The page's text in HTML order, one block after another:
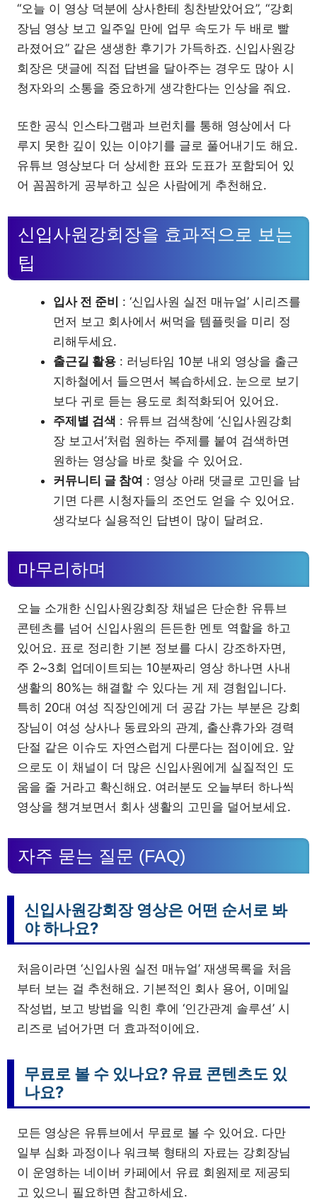
“오늘 이 영상 덕분에 상사한테 칭찬받았어요”, “강회
장님 영상 보고 일주일 만에 업무 속도가 두 배로 빨
라졌어요” 같은 생생한 후기가 가득하죠. 신입사원강
회장은 댓글에 직접 답변을 달아주는 경우도 많아 시
청자와의 소통을 중요하게 생각한다는 인상을 줘요.
또한 공식 인스타그램과 브런치를 통해 영상에서 다
루지 못한 깊이 있는 이야기를 글로 풀어내기도 해요.
유튜브 영상보다 더 상세한 표와 도표가 포함되어 있
어 꼼꼼하게 공부하고 싶은 사람에게 추천해요.
신입사원강회장을 효과적으로 보는
팁
입사 전 준비
: ‘신입사원 실전 매뉴얼’ 시리즈를
먼저 보고 회사에서 써먹을 템플릿을 미리 정
리해두세요.
출근길 활용 : 러닝타임 10분 내외 영상을 출근
지하철에서 들으면서 복습하세요. 눈으로 보기
보다 귀로 듣는 용도로 최적화되어 있어요.
주제별 검색 : 유튜브 검색창에 ‘신입사원강회
장 보고서’처럼 원하는 주제를 붙여 검색하면
원하는 영상을 바로 찾을 수 있어요.
커뮤니티 글 참여 : 영상 아래 댓글로 고민을 남
기면 다른 시청자들의 조언도 얻을 수 있어요.
생각보다 실용적인 답변이 많이 달려요.
마무리하며
오늘 소개한 신입사원강회장 채널은 단순한 유튜브
콘텐츠를 넘어 신입사원의 든든한 멘토 역할을 하고
있어요. 표로 정리한 기본 정보를 다시 강조하자면,
주 2~3회 업데이트되는 10분짜리 영상 하나면 사내
생활의 80%는 해결할 수 있다는 게 제 경험입니다.
특히 20대 여성 직장인에게 더 공감 가는 부분은 강회
장님이 여성 상사나 동료와의 관계, 출산휴가와 경력
단절 같은 이슈도 자연스럽게 다룬다는 점이에요. 앞
으로도 이 채널이 더 많은 신입사원에게 실질적인 도
움을 줄 거라고 확신해요. 여러분도 오늘부터 하나씩
영상을 챙겨보면서 회사 생활의 고민을 덜어보세요.
자주 묻는 질문 (FAQ)
신입사원강회장 영상은 어떤 순서로 봐
야 하나요?
처음이라면 ‘신입사원 실전 매뉴얼’ 재생목록을 처음
부터 보는 걸 추천해요. 기본적인 회사 용어, 이메일
작성법, 보고 방법을 익힌 후에 ‘인간관계 솔루션’ 시
리즈로 넘어가면 더 효과적이에요.
무료로 볼 수 있나요? 유료 콘텐츠도 있
나요?
모든 영상은 유튜브에서 무료로 볼 수 있어요. 다만
일부 심화 과정이나 워크북 형태의 자료는 강회장님
이 운영하는 네이버 카페에서 유료 회원제로 제공되
고 있으니 필요하면 참고하세요.